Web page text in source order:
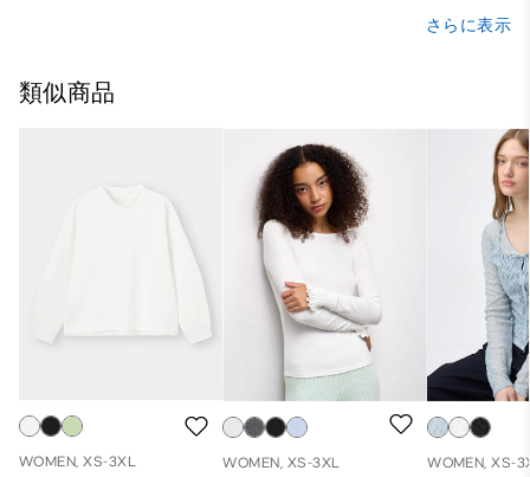
さらに表示
類似商品
WOMEN, XS-3XL
WOMEN, XS-3XL
WOMEN, XS-